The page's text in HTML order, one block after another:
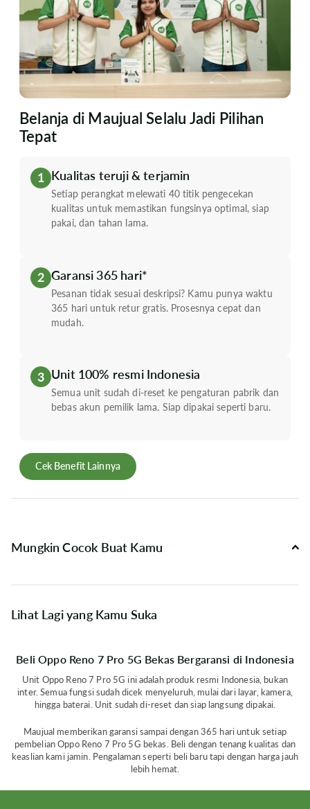
Belanja di Maujual Selalu Jadi Pilihan
Tepat
1 Kualitas teruji & terjamin
Setiap perangkat melewati 40 titik pengecekan
kualitas untuk memastikan fungsinya optimal, siap
pakai, dan tahan lama.
2 Garansi 365 hari*
Pesanan tidak sesuai deskripsi? Kamu punya waktu
365 hari untuk retur gratis. Prosesnya cepat dan
mudah.
3 Unit 100% resmi Indonesia
Semua unit sudah di-reset ke pengaturan pabrik dan
bebas akun pemilik lama. Siap dipakai seperti baru.
Cek Benefit Lainnya
Mungkin Cocok Buat Kamu
Lihat Lagi yang Kamu Suka
Beli Oppo Reno 7 Pro 5G Bekas Bergaransi di Indonesia
Unit Oppo Reno 7 Pro 5G ini adalah produk resmi Indonesia, bukan
inter. Semua fungsi sudah dicek menyeluruh, mulai dari layar, kamera,
hingga baterai. Unit sudah di-reset dan siap langsung dipakai.
Maujual memberikan garansi sampai dengan 365 hari untuk setiap
pembelian Oppo Reno 7 Pro 5G bekas. Beli dengan tenang kualitas dan
keaslian kami jamin. Pengalaman seperti beli baru tapi dengan harga jauh
lebih hemat.